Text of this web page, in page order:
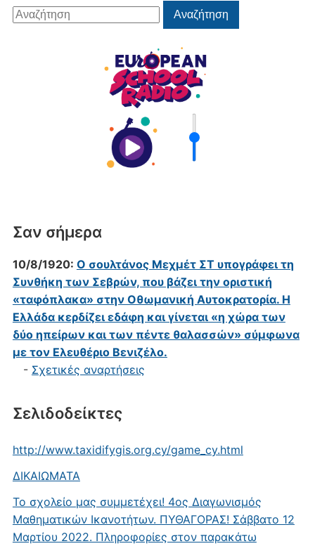
Αναζήτηση
για:
Αναζήτηση
Σαν σήμερα
10/8/1920: Ο σουλτάνος Μεχμέτ ΣΤ υπογράφει τη
Συνθήκη των Σεβρών, που βάζει την οριστική
«ταφόπλακα» στην Οθωμανική Αυτοκρατορία. Η
Ελλάδα κερδίζει εδάφη και γίνεται «η χώρα των
δύο ηπείρων και των πέντε θαλασσών» σύμφωνα
με τον Ελευθέριο Βενιζέλο.
- Σχετικές αναρτήσεις
Σελιδοδείκτες
http://www.taxidifygis.org.cy/game_cy.html
ΔΙΚΑΙΩΜΑΤΑ
Το σχολείο μας συμμετέχει! 4ος Διαγωνισμός
Μαθηματικών Ικανοτήτων. ΠΥΘΑΓΟΡΑΣ! Σάββατο 12
Μαρτίου 2022. Πληροφορίες στον παρακάτω